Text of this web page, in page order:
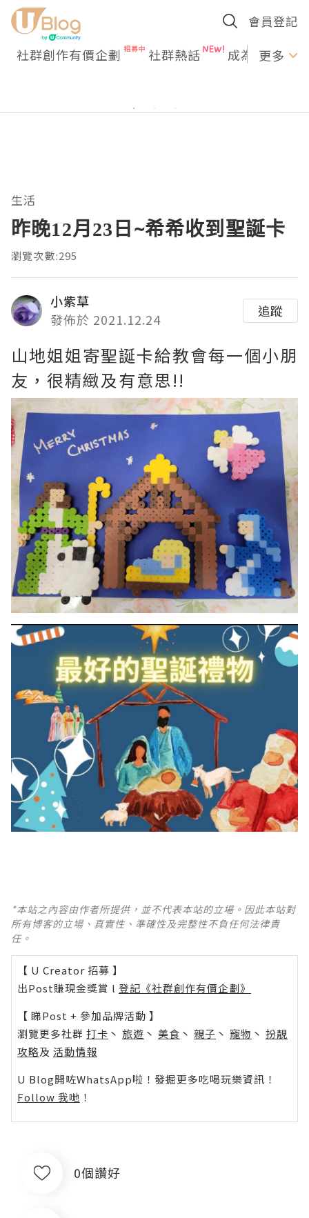
會員登記
社群創作有價企劃 社群熱話 成為U更多
生活
昨晚12月23日~希希收到聖誕卡
瀏覽次數:295
小紫草
發佈於 2021.12.24
追蹤
山地姐姐寄聖誕卡給教會每一個小朋
友，很精緻及有意思!!
*本站之內容由作者所提供，並不代表本站的立場。因此本站對
所有博客的立場、真實性、準確性及完整性不負任何法律責
任。
【 U Creator 招募 】
出Post賺現金獎賞 l 登記《社群創作有價企劃》
【 睇Post + 參加品牌活動 】
瀏覽更多社群 打卡 丶 旅遊 丶 美食 丶 親子 丶 寵物 丶 扮靚
攻略及 活動情報
U Blog開咗WhatsApp啦！發掘更多吃喝玩樂資訊！
Follow 我哋 ！
0個讚好